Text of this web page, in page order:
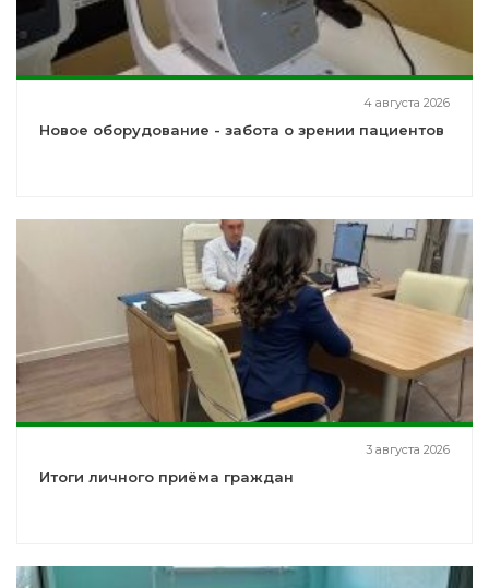
4 августа 2026
Новое оборудование - забота о зрении пациентов
3 августа 2026
Итоги личного приёма граждан